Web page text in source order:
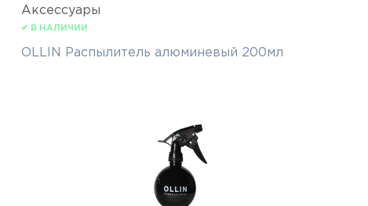
Аксессуары
✔ В НАЛИЧИИ
OLLIN Распылитель алюминевый 200мл